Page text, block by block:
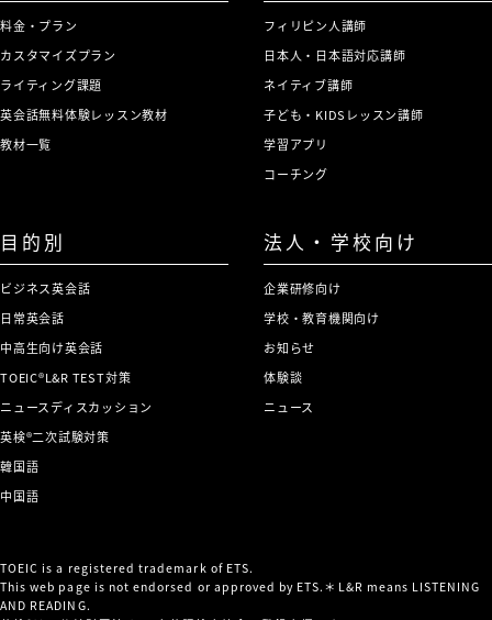
料金・プラン
カスタマイズプラン
ライティング課題
英会話無料体験レッスン教材
教材一覧
フィリピン人講師
日本人・日本語対応講師
ネイティブ講師
子ども・KIDSレッスン講師
学習アプリ
コーチング
目的別
ビジネス英会話
日常英会話
中高生向け英会話
TOEIC®L&R TEST対策
ニュースディスカッション
英検®二次試験対策
韓国語
中国語
法人・学校向け
企業研修向け
学校・教育機関向け
お知らせ
体験談
ニュース
TOEIC is a registered trademark of ETS.
This web page is not endorsed or approved by ETS.＊L&R means LISTENING
AND READING.